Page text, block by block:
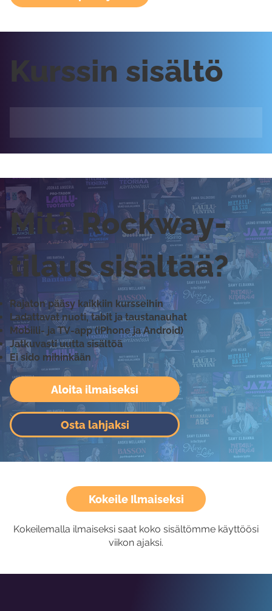
Kurssin sisältö
Aloita ilmaiseksi
Osta lahjaksi
Mitä Rockway-
tilaus sisältää?
Rajaton pääsy kaikkiin kursseihin
Ladattavat nuoti, tabit ja taustanauhat
Mobiili- ja TV-app (iPhone ja Android)
Jatkuvasti uutta sisältöä
Ei sido mihinkään
Kokeile Ilmaiseksi
Kokeilemalla ilmaiseksi saat koko sisältömme käyttöösi
viikon ajaksi.